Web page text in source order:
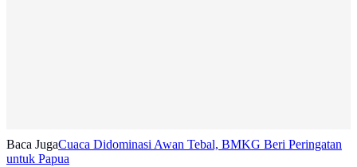
Baca JugaCuaca Didominasi Awan Tebal, BMKG Beri Peringatan
untuk Papua